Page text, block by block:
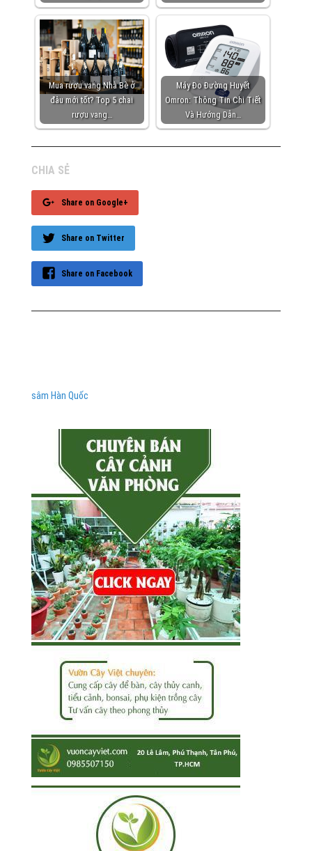
Mua rượu vang Nhà Bè ở
đâu mới tốt? Top 5 chai
rượu vang…
Máy Đo Đường Huyết
Omron: Thông Tin Chi Tiết
Và Hướng Dẫn…
CHIA SẺ
Share on Google+
Share on Twitter
Share on Facebook
sâm Hàn Quốc